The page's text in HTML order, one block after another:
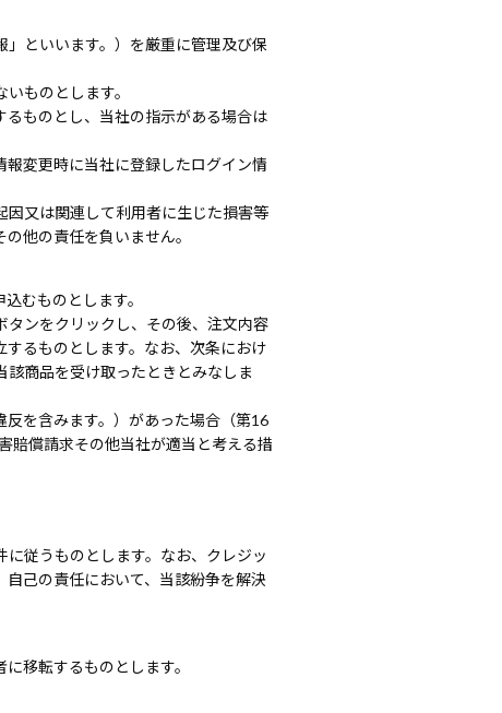
といいます。）を厳重に管理及び保
ものとします。
ものとし、当社の指示がある場合は
変更時に当社に登録したログイン情
又は関連して利用者に生じた損害等
他の責任を負いません。
むものとします。
ンをクリックし、その後、注文内容
るものとします。なお、次条におけ
商品を受け取ったときとみなしま
を含みます。）があった場合（第16
賠償請求その他当社が適当と考える措
従うものとします。なお、クレジッ
己の責任において、当該紛争を解決
移転するものとします。